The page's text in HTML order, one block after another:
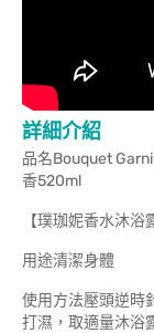
詳細介紹
品名Bouquet
香520ml
【璞珈妮香水沐浴
用途清潔身體
使用方法壓頭逆時
打濕，取適量沐浴